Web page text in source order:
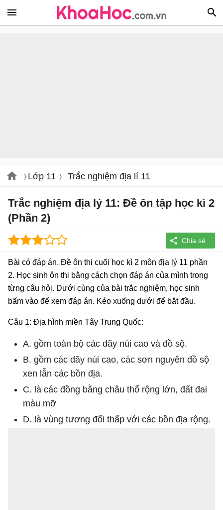
Lớp 11 Trắc nghiệm địa lí 11
Trắc nghiệm địa lý 11: Đề ôn tập học kì 2
(Phần 2)
Bài có đáp án. Đề ôn thi cuối học kì 2 môn địa lý 11 phần
2. Học sinh ôn thi bằng cách chọn đáp án của mình trong
từng câu hỏi. Dưới cùng của bài trắc nghiệm, học sinh
bấm vào để xem đáp án. Kéo xuống dưới để bắt đầu.
Câu 1: Địa hình miền Tây Trung Quốc:
A. gồm toàn bộ các dãy núi cao và đồ sộ.
B. gồm các dãy núi cao, các sơn nguyên đồ sộ
xen lẫn các bồn địa.
C. là các đồng bằng châu thổ rộng lớn, đất đai
màu mỡ
D. là vùng tương đối thấp với các bồn địa rộng.